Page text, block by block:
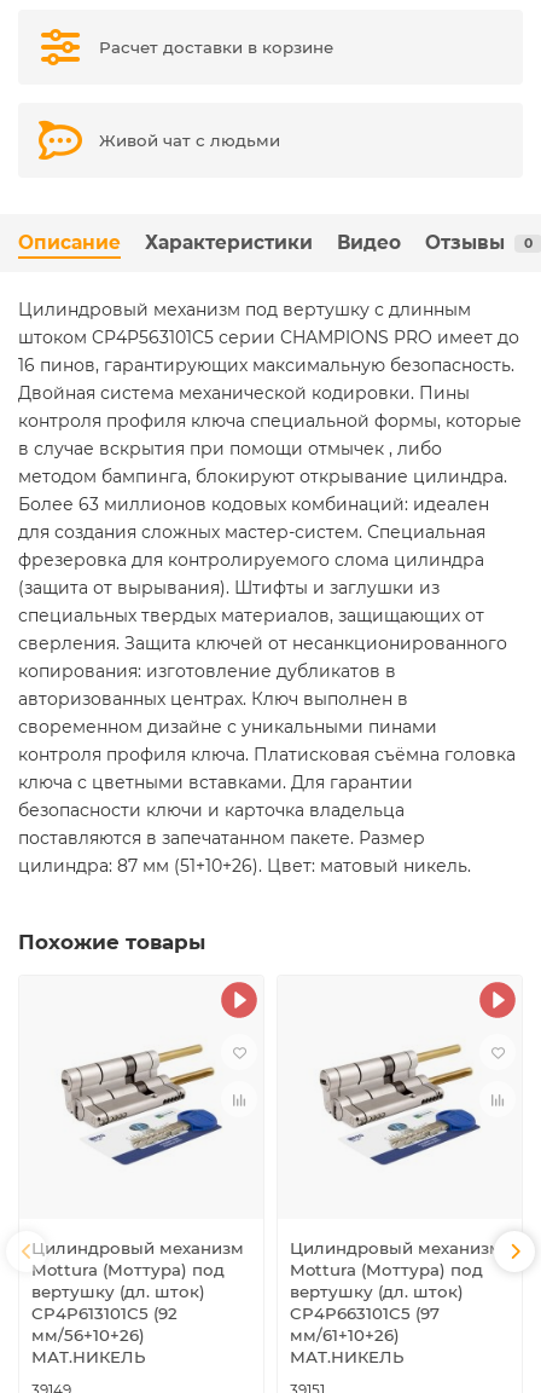
Расчет доставки в корзине
Живой чат с людьми
Описание Характеристики Видео Отзывы 0
Цилиндровый механизм под вертушку с длинным
штоком CP4P563101C5 серии CHAMPIONS PRO имеет до
16 пинов, гарантирующих максимальную безопасность.
Двойная система механической кодировки. Пины
контроля профиля ключа специальной формы, которые
в случае вскрытия при помощи отмычек , либо
методом бампинга, блокируют открывание цилиндра.
Более 63 миллионов кодовых комбинаций: идеален
для создания сложных мастер-систем. Специальная
фрезеровка для контролируемого слома цилиндра
(защита от вырывания). Штифты и заглушки из
специальных твердых материалов, защищающих от
сверления. Защита ключей от несанкционированного
копирования: изготовление дубликатов в
авторизованных центрах. Ключ выполнен в
своременном дизайне с уникальными пинами
контроля профиля ключа. Платисковая съёмна головка
ключа с цветными вставками. Для гарантии
безопасности ключи и карточка владельца
поставляются в запечатанном пакете. Размер
цилиндра: 87 мм (51+10+26). Цвет: матовый никель.
Похожие товары
Цилиндровый механизм
Mottura (Моттура) под
вертушку (дл. шток)
CP4P613101С5 (92
мм/56+10+26)
МАТ.НИКЕЛЬ
Цилиндровый механизм
Mottura (Моттура) под
вертушку (дл. шток)
CP4P663101C5 (97
мм/61+10+26)
МАТ.НИКЕЛЬ